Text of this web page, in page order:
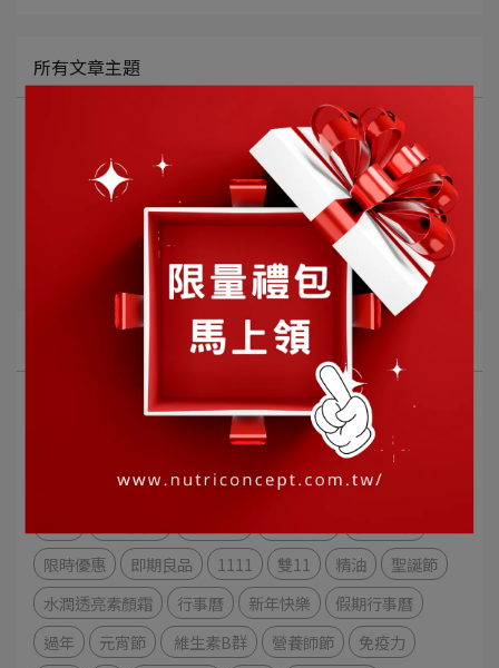
所有文章主題
營養專欄
醫事人員推薦
部落客推薦
乾洗手 防疫 確診 75%酒精
納豆
女性保養
男性保養
老年期營養
預防心血管疾病 秋冬保養
維生素C
限時優惠
即期良品 1111 雙11 精油
聖誕節
水潤透亮素顏霜
行事曆 新年快樂
假期行事曆
過年
元宵節 維生素B群 營養師節
免疫力